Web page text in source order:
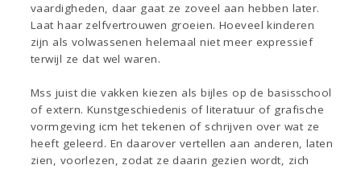
vaardigheden, daar gaat ze zoveel aan hebben later.
Laat haar zelfvertrouwen groeien. Hoeveel kinderen
zijn als volwassenen helemaal niet meer expressief
terwijl ze dat wel waren.
Mss juist die vakken kiezen als bijles op de basisschool
of extern. Kunstgeschiedenis of literatuur of grafische
vormgeving icm het tekenen of schrijven over wat ze
heeft geleerd. En daarover vertellen aan anderen, laten
zien, voorlezen, zodat ze daarin gezien wordt, zich